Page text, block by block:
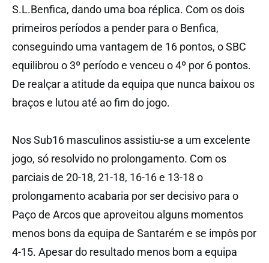
S.L.Benfica, dando uma boa réplica. Com os dois
primeiros períodos a pender para o Benfica,
conseguindo uma vantagem de 16 pontos, o SBC
equilibrou o 3º período e venceu o 4º por 6 pontos.
De realçar a atitude da equipa que nunca baixou os
braços e lutou até ao fim do jogo.
Nos Sub16 masculinos assistiu-se a um excelente
jogo, só resolvido no prolongamento. Com os
parciais de 20-18, 21-18, 16-16 e 13-18 o
prolongamento acabaria por ser decisivo para o
Paço de Arcos que aproveitou alguns momentos
menos bons da equipa de Santarém e se impôs por
4-15. Apesar do resultado menos bom a equipa